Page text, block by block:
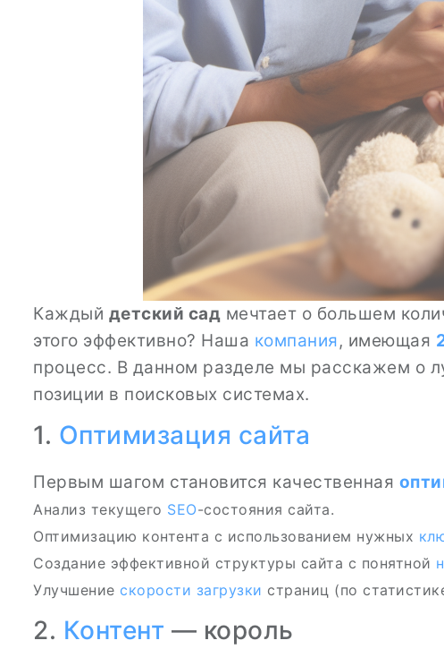
Каждый детский сад мечтает о большем
этого эффективно? Наша компания, имеющая
процесс. В данном разделе мы расскажем о
позиции в поисковых системах.
1. Оптимизация сайта
Первым шагом становится качественная
Анализ текущего SEO-состояния сайта.
Оптимизацию контента с использованием нужных
Создание эффективной структуры сайта с понятной
Улучшение скорости загрузки страниц (по
2. Контент — король